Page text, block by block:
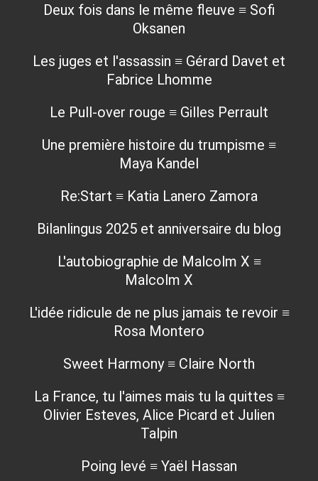
Deux fois dans le même fleuve ≡ Sofi
Oksanen
Les juges et l'assassin ≡ Gérard Davet et
Fabrice Lhomme
Le Pull-over rouge ≡ Gilles Perrault
Une première histoire du trumpisme ≡
Maya Kandel
Re:Start ≡ Katia Lanero Zamora
Bilanlingus 2025 et anniversaire du blog
L'autobiographie de Malcolm X ≡
Malcolm X
L'idée ridicule de ne plus jamais te revoir ≡
Rosa Montero
Sweet Harmony ≡ Claire North
La France, tu l'aimes mais tu la quittes ≡
Olivier Esteves, Alice Picard et Julien
Talpin
Poing levé ≡ Yaël Hassan